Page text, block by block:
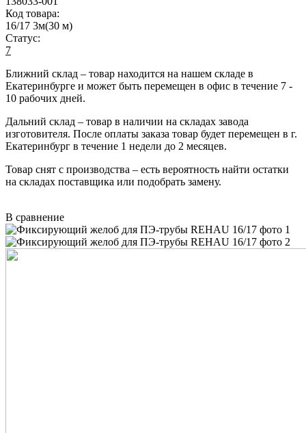
Код товара:
16/17 3м(30 м)
Статус:
7
Ближний склад – товар находится на нашем складе в
Екатеринбурге и может быть перемещен в офис в течение 7 -
10 рабочих дней.
Дальний склад – товар в наличии на складах завода
изготовителя. После оплаты заказа товар будет перемещен в г.
Екатеринбург в течение 1 недели до 2 месяцев.
Товар снят с производства – есть вероятность найти остатки
на складах поставщика или подобрать замену.
В сравнение